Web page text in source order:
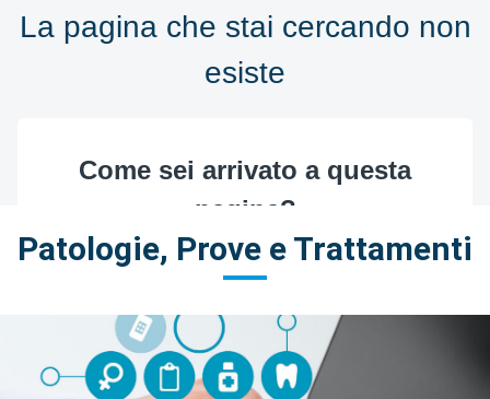
Patologie, Prove e Trattamenti